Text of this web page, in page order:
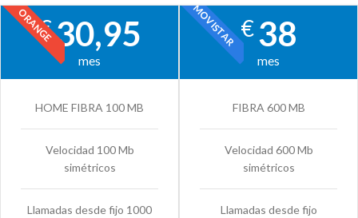
ORANGE
€30,95
mes
HOME FIBRA 100 MB
Velocidad 100 Mb
simétricos
Llamadas desde fijo 1000
MOVISTAR€38
mes
FIBRA 600 MB
Velocidad 600 Mb
simétricos
Llamadas desde fijo